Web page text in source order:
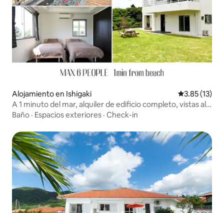
Alojamiento en Ishigaki Calificación
3.85 (13)
A 1 minuto del mar, alquiler de edificio completo, vistas al
mar, baño al aire libre, capacidad para 6 personas, ¡solo un
Baño · Espacios exteriores · Check-in